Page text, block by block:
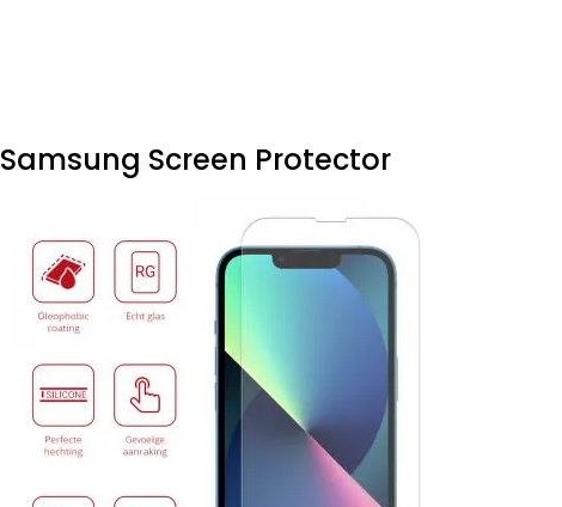
Samsung Screen Protector